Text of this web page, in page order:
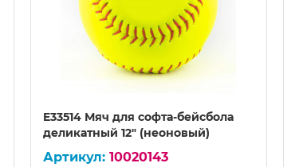
E33514 Мяч для софта-бейсбола
деликатный 12" (неоновый)
10020143